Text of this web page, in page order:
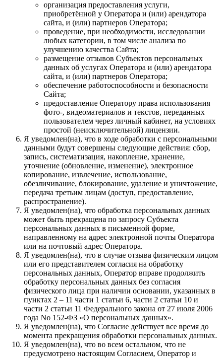
организация предоставления услуги,
приобретённой у Оператора и (или) арендатора
сайта, и (или) партнеров Оператора;
проведение, при необходимости, исследовании
любых категории, в том числе анализа по
улучшению качества Сайта;
размещение отзывов Субъектов персональных
данных об услугах Оператора и (или) арендатора
сайта, и (или) партнеров Оператора;
обеспечение работоспособности и безопасности
Сайта;
предоставление Оператору права использования
фото-, видеоматериалов и текстов, переданных
пользователем через личный кабинет, на условиях
простой (неисключительной) лицензии.
Я уведомлен(на), что в ходе обработки с персональными
данными будут совершены следующие действия: сбор,
запись, систематизация, накопление, хранение,
уточнение (обновление, изменение), электронное
копирование, извлечение, использование,
обезличивание, блокирование, удаление и уничтожение,
передача третьим лицам (доступ, предоставление,
распространение).
Я уведомлен(на), что обработка персональных данных
может быть прекращена по запросу Субъекта
персональных данных в письменной форме,
направленному на адрес электронной почты Оператора
или на почтовый адрес Оператора.
Я уведомлен(на), что в случае отзыва физическим лицом
или его представителем согласия на обработку
персональных данных, Оператор вправе продолжить
обработку персональных данных без согласия
физического лица при наличии основании, указанных в
пунктах 2 – 11 части 1 статьи 6, части 2 статьи 10 и
части 2 статьи 11 Федерального закона от 27 июля 2006
года No 152-ФЗ «О персональных данных».
Я уведомлен(на), что Согласие действует все время до
момента прекращения обработки персональных данных.
Я уведомлен(на), что во всем остальном, что не
предусмотрено настоящим Согласием, Оператор и